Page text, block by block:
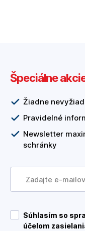
Špeciálne
Žiadne
Pravidelné
Newsletter
schránky
Súhlasím so
účelom